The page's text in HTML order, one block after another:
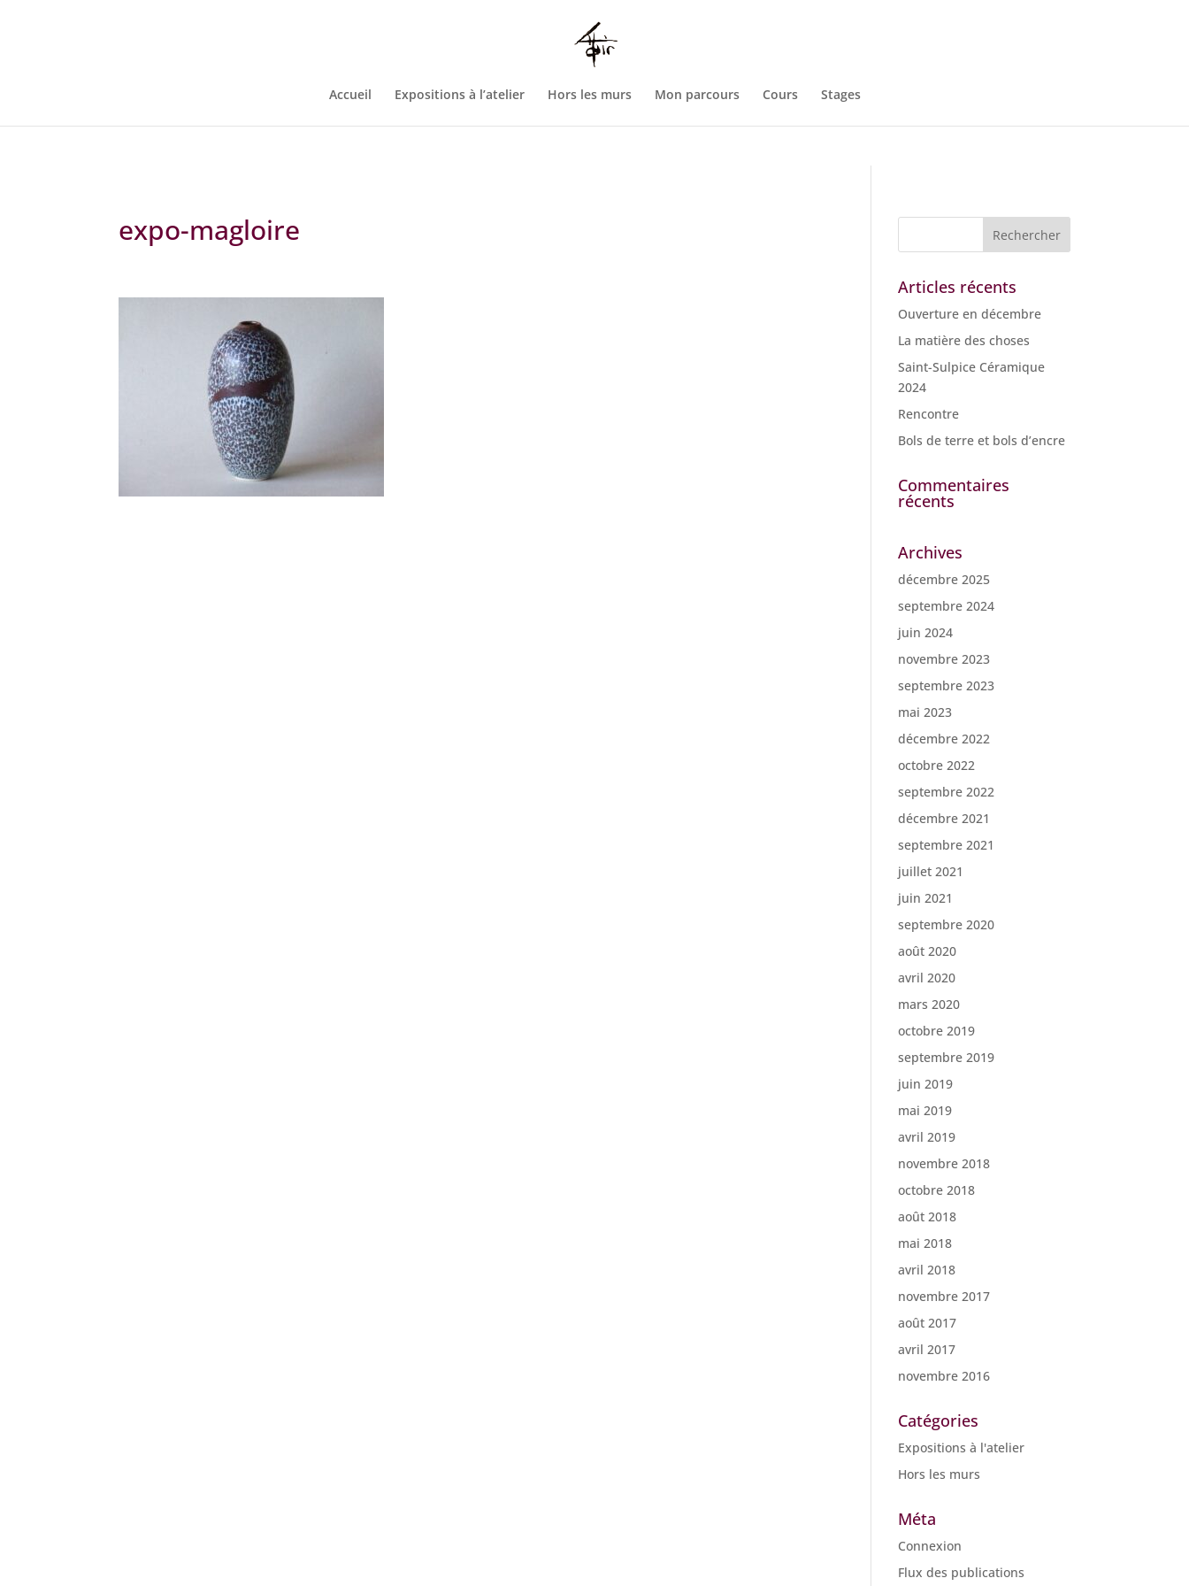
93
Accueil Expositions à l’atelier Hors les murs Mon parcours Cours Stages
expo-magloire
Articles récents
Ouverture en décembre
La matière des choses
Saint-Sulpice Céramique
2024
Rencontre
Bols de terre et bols d’encre
Commentaires
récents
Archives
décembre 2025
septembre 2024
juin 2024
novembre 2023
septembre 2023
mai 2023
décembre 2022
octobre 2022
septembre 2022
décembre 2021
septembre 2021
juillet 2021
juin 2021
septembre 2020
août 2020
avril 2020
mars 2020
octobre 2019
septembre 2019
juin 2019
mai 2019
avril 2019
novembre 2018
octobre 2018
août 2018
mai 2018
avril 2018
novembre 2017
août 2017
avril 2017
novembre 2016
Catégories
Expositions à l'atelier
Hors les murs
Méta
Connexion
Flux des publications